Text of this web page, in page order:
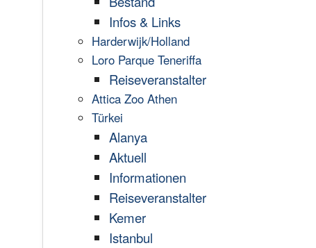
Infos & Links
Harderwijk/Holland
Loro Parque Teneriffa
Reiseveranstalter
Attica Zoo Athen
Türkei
Alanya
Aktuell
Informationen
Reiseveranstalter
Kemer
Istanbul